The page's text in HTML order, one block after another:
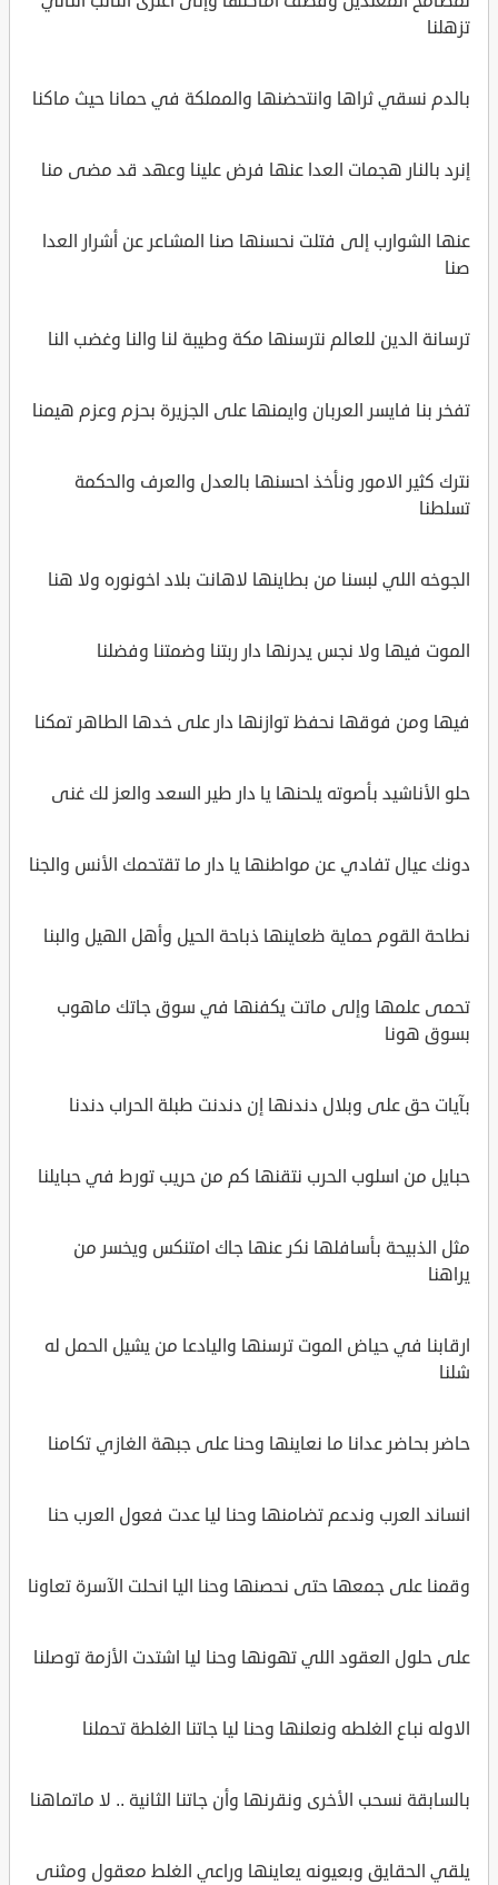
تزهلنا
بالدم نسقي ثراها وانتحضنها والمملكة في حمانا حيث ماكنا
إنرد بالنار هجمات العدا عنها فرض علينا وعهد قد مضى منا
عنها الشوارب إلى فتلت نحسنها صنا المشاعر عن أشرار العدا
صنا
ترسانة الدين للعالم نترسنها مكة وطيبة لنا والنا وغضب النا
تفخر بنا فايسر العربان وايمنها على الجزيرة بحزم وعزم هيمنا
نترك كثير الامور ونأخذ احسنها بالعدل والعرف والحكمة
تسلطنا
الجوخه اللي لبسنا من بطاينها لاهانت بلاد اخونوره ولا هنا
الموت فيها ولا نجس يدرنها دار ربتنا وضمتنا وفضلنا
فيها ومن فوقها نحفظ توازنها دار على خدها الطاهر تمكنا
حلو الأناشيد بأصوته يلحنها يا دار طير السعد والعز لك غنى
دونك عيال تفادي عن مواطنها يا دار ما تقتحمك الأنس والجنا
نطاحة القوم حماية ظعاينها ذباحة الحيل وأهل الهيل والبنا
تحمى علمها وإلى ماتت يكفنها في سوق جاتك ماهوب
بسوق هونا
بآيات حق على وبلال دندنها إن دندنت طبلة الحراب دندنا
حبايل من اسلوب الحرب نتقنها كم من حريب تورط في حبايلنا
مثل الذبيحة بأسافلها نكر عنها جاك امتنكس ويخسر من
يراهنا
ارقابنا في حياض الموت ترسنها واليادعا من يشيل الحمل له
شلنا
حاضر بحاضر عدانا ما نعاينها وحنا على جبهة الغازي تكامنا
انساند العرب وندعم تضامنها وحنا ليا عدت فعول العرب حنا
وقمنا على جمعها حتى نحصنها وحنا اليا انحلت الآسرة تعاونا
على حلول العقود اللي تهونها وحنا ليا اشتدت الأزمة توصلنا
الاوله نباع الغلطه ونعلنها وحنا ليا جاتنا الغلطة تحملنا
بالسابقة نسحب الأخرى ونقرنها وأن جاتنا الثانية .. لا ماتماهنا
يلقي الحقايق وبعيونه يعاينها وراعي الغلط معقول ومثنى